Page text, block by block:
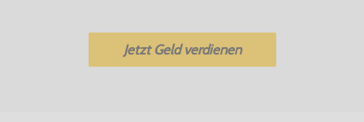
Jetzt Geld verdienen